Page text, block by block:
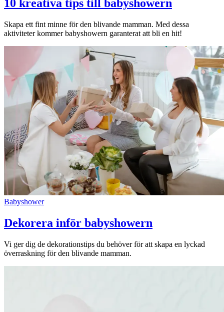
Min Shopping-app
10 kreativa tips till babyshowern
Skapa ett fint minne för den blivande mamman. Med dessa
aktiviteter kommer babyshowern garanterat att bli en hit!
Babyshower
Dekorera inför babyshowern
Vi ger dig de dekorationstips du behöver för att skapa en lyckad
överraskning för den blivande mamman.